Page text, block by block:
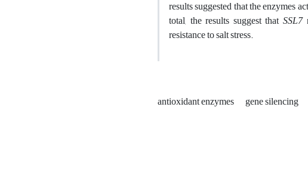
results suggested that the enzymes
total, the results suggest that SSL7
resistance to salt stress.
antioxidant enzymes gene silencing